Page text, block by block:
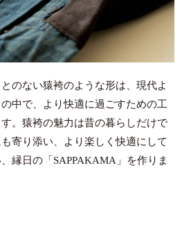
のない猿袴のような形は、現代よ
中で、より快適に過ごすための工
。猿袴の魅力は昔の暮らしだけで
寄り添い、より楽しく快適にして
縁日の「SAPPAKAMA」を作りま